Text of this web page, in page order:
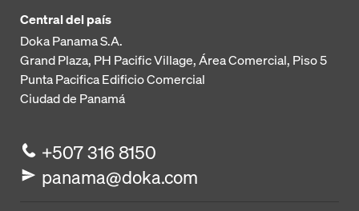
Central del país
Doka Panama S.A.
Grand Plaza, PH Pacific Village, Área Comercial, Piso 5
Punta PacificaEdificio Comercial
Ciudad de Panamá
+507 316 8150
panama@doka.com